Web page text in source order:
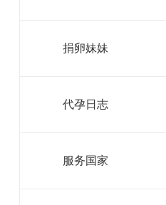
捐卵妹妹
代孕日志
服务国家